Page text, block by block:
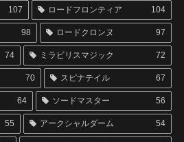
107 ロードフロンティア 104
98 ロードクロンヌ 97
74 ミラビリスマジック 72
70 スピナテイル 67
64 ソードマスター 56
55 アークシャルダーム 54